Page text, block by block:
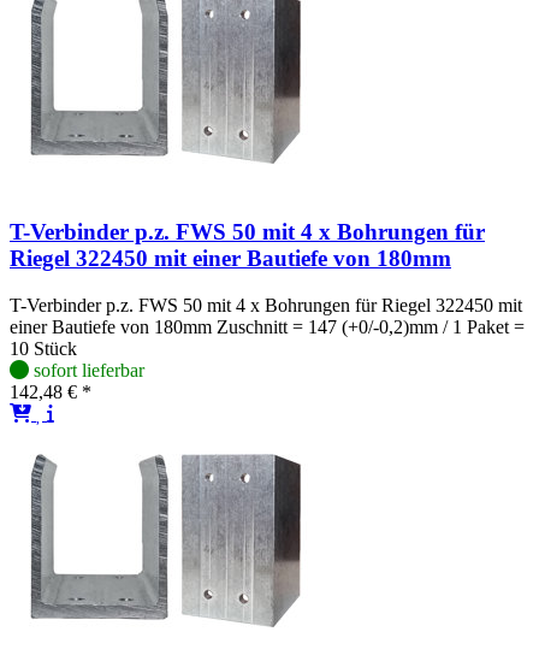
T-Verbinder p.z. FWS 50 mit 4 x Bohrungen für
Riegel 322450 mit einer Bautiefe von 180mm
T-Verbinder p.z. FWS 50 mit 4 x Bohrungen für Riegel 322450 mit
einer Bautiefe von 180mm Zuschnitt = 147 (+0/-0,2)mm / 1 Paket =
10 Stück
sofort lieferbar
142,48 € *